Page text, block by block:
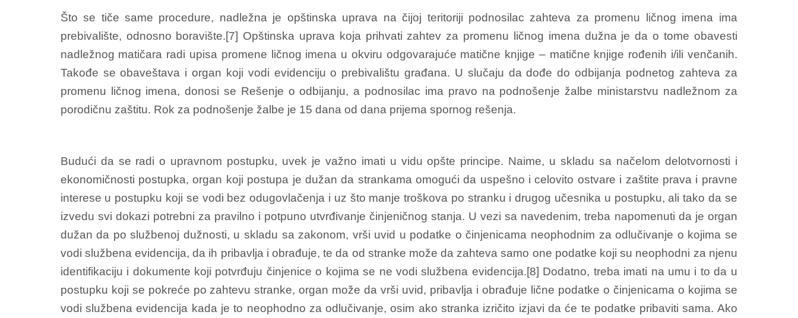
Što se tiče same procedure, nadležna je opštinska uprava na čijoj teritoriji podnosilac zahteva za promenu ličnog imena ima
prebivalište, odnosno boravište.[7] Opštinska uprava koja prihvati zahtev za promenu ličnog imena dužna je da o tome obavesti
nadležnog matičara radi upisa promene ličnog imena u okviru odgovarajuće matične knjige – matične knjige rođenih i/ili venčanih.
Takođe se obaveštava i organ koji vodi evidenciju o prebivalištu građana. U slučaju da dođe do odbijanja podnetog zahteva za
promenu ličnog imena, donosi se Rešenje o odbijanju, a podnosilac ima pravo na podnošenje žalbe ministarstvu nadležnom za
porodičnu zaštitu. Rok za podnošenje žalbe je 15 dana od dana prijema spornog rešenja.
Budući da se radi o upravnom postupku, uvek je važno imati u vidu opšte principe. Naime, u skladu sa načelom delotvornosti i
ekonomičnosti postupka, organ koji postupa je dužan da strankama omogući da uspešno i celovito ostvare i zaštite prava i pravne
interese u postupku koji se vodi bez odugovlačenja i uz što manje troškova po stranku i drugog učesnika u postupku, ali tako da se
izvedu svi dokazi potrebni za pravilno i potpuno utvrđivanje činjeničnog stanja. U vezi sa navedenim, treba napomenuti da je organ
dužan da po službenoj dužnosti, u skladu sa zakonom, vrši uvid u podatke o činjenicama neophodnim za odlučivanje o kojima se
vodi službena evidencija, da ih pribavlja i obrađuje, te da od stranke može da zahteva samo one podatke koji su neophodni za njenu
identifikaciju i dokumente koji potvrđuju činjenice o kojima se ne vodi službena evidencija.[8] Dodatno, treba imati na umu i to da u
postupku koji se pokreće po zahtevu stranke, organ može da vrši uvid, pribavlja i obrađuje lične podatke o činjenicama o kojima se
vodi službena evidencija kada je to neophodno za odlučivanje, osim ako stranka izričito izjavi da će te podatke pribaviti sama. Ako